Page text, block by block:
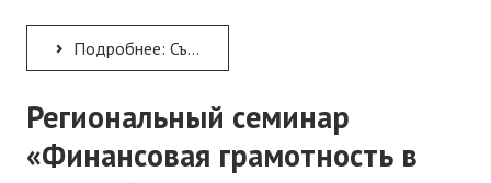
Подробнее: Съезд учителей естественно-научных и математических дисциплин
Региональный семинар
«Финансовая грамотность в